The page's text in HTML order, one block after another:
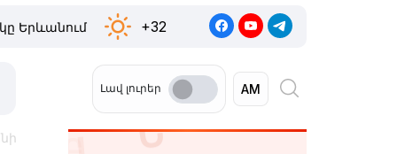
Երևանում +32
Լավ լուրեր